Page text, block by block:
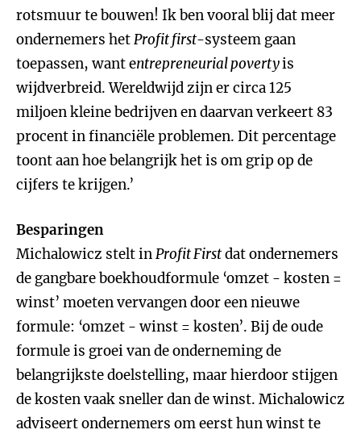
rotsmuur te bouwen! Ik ben vooral blij dat meer
ondernemers hetProfit first-systeem gaan
toepassen, want entrepreneurial povertyis
wijdverbreid. Wereldwijd zijn er circa 125
miljoen kleine bedrijven en daarvan verkeert 83
procent in financiële problemen. Dit percentage
toont aan hoe belangrijk het is om grip op de
cijfers te krijgen.’
Besparingen
Michalowicz stelt inProfit Firstdat ondernemers
de gangbare boekhoudformule ‘omzet - kosten =
winst’ moeten vervangen door een nieuwe
formule: ‘omzet - winst = kosten’. Bij de oude
formule is groei van de onderneming de
belangrijkste doelstelling, maar hierdoor stijgen
de kosten vaak sneller dan de winst. Michalowicz
adviseert ondernemers om eerst hun winst te